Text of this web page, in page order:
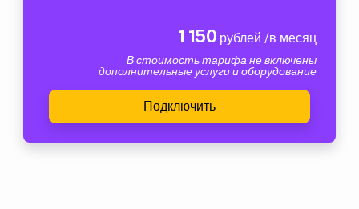
1 150 рублей /в месяц
В стоимость тарифа не включены
дополнительные услуги и оборудование
Подключить